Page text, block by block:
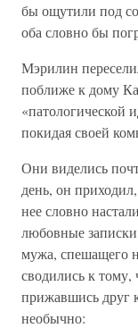
бы ощутили под
оба словно бы
Мэрилин
поближе к дому
«патологической
покидая своей
Они виделись
день, он
нее словно
любовные записки
мужа, спешащего
сводились к тому,
прижавшись друг
необычно: